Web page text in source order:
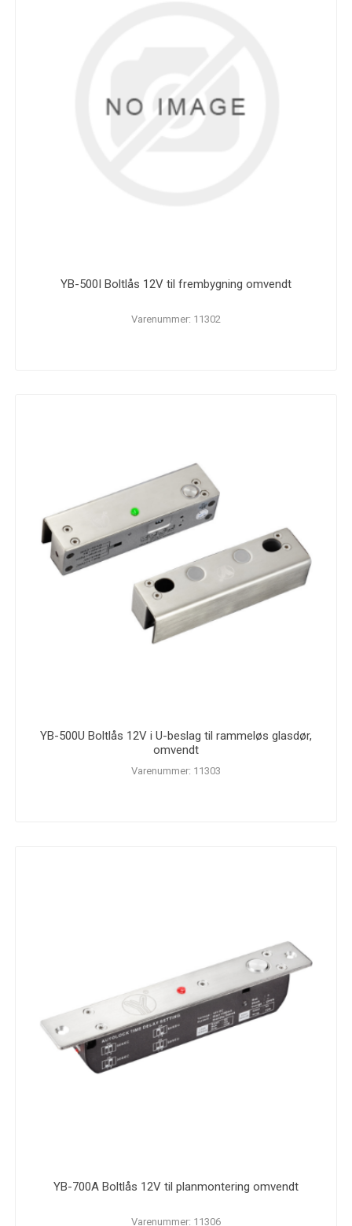
YB-500I Boltlås 12V til frembygning omvendt
Varenummer: 11302
YB-500U Boltlås 12V i U-beslag til rammeløs glasdør,
omvendt
Varenummer: 11303
YB-700A Boltlås 12V til planmontering omvendt
Varenummer: 11306